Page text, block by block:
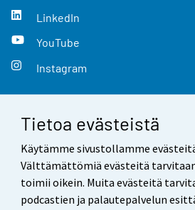
Tietoa evästeistä
Käytämme sivustollamme
Välttämättömiä evästeitä
toimii oikein. Muita evästeitä
podcastien ja palautepalvelun
LinkedIn
YouTube
Instagram
Yhteystiedot
Palaute
Käyttöehdot